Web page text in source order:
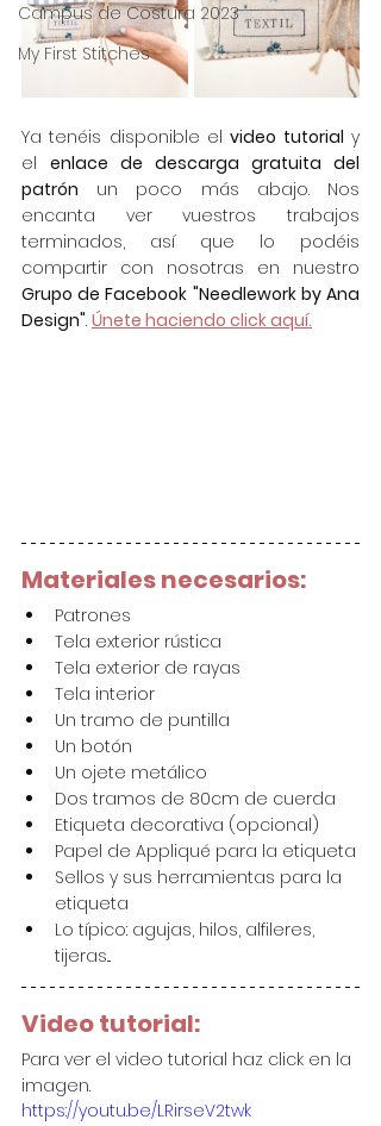
Campus de Costura 2023
My First Stitches
Ya tenéis disponible el video tutorial y
el enlace de descarga gratuita del
patrón un poco más abajo. Nos
encanta ver vuestros trabajos
terminados, así que lo podéis
Grupo de Facebook "Needlework by Ana
Design". Únete haciendo click aquí.
Materiales necesarios:
Patrones
Tela exterior rústica
Tela exterior de rayas
Tela interior
Un tramo de puntilla
Un botón
Un ojete metálico
Dos tramos de 80cm de cuerda
Etiqueta decorativa (opcional)
Papel de Appliqué para la etiqueta
Sellos y sus herramientas para la
etiqueta
Lo típico: agujas, hilos, alfileres,
tijeras...
Video tutorial:
Para ver el video tutorial haz click en la
imagen.
https://youtu.be/LRirseV2twk